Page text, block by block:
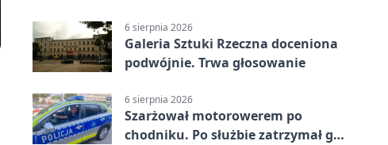
6 sierpnia 2026
Galeria Sztuki Rzeczna doceniona
podwójnie. Trwa głosowanie
6 sierpnia 2026
Szarżował motorowerem po
chodniku. Po służbie zatrzymał go